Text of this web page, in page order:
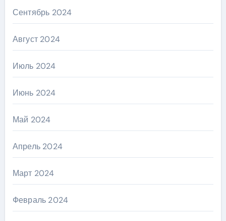
Сентябрь 2024
Август 2024
Июль 2024
Июнь 2024
Май 2024
Апрель 2024
Март 2024
Февраль 2024